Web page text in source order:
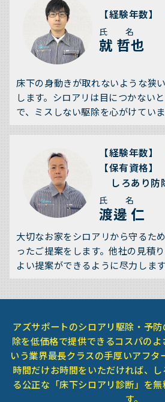
【経験年数
氏 名
就 哲也
床下の身動きが取れないような狭
します。シロアリは目につかない
で、ミスしない駆除を心がけていま
【経験年数
【保有資格】
しろあり防
氏 名
渡邊 仁
大切なお家をシロアリから守るた
ったご提案をします。他社の見積
よい提案ができるように尽力します
アズサポートのシロアリ駆除・予
除を低価格で提供できるコスパの
いう業界最長クラスの手厚いアフタ
時間だけお時間をいただければ、
る公正な「床下シロアリ診断」を
す。